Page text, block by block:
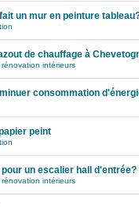
un mur en peinture
de chauffage à
intérieurs
consommation
peint
un escalier hall d'entrée?
intérieurs